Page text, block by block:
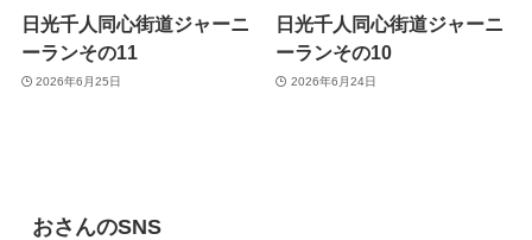
日光千人同心街道ジャーニ
ーランその11
2026年6月25日
日光千人同心街道ジャーニ
ーランその10
2026年6月24日
おさんのSNS